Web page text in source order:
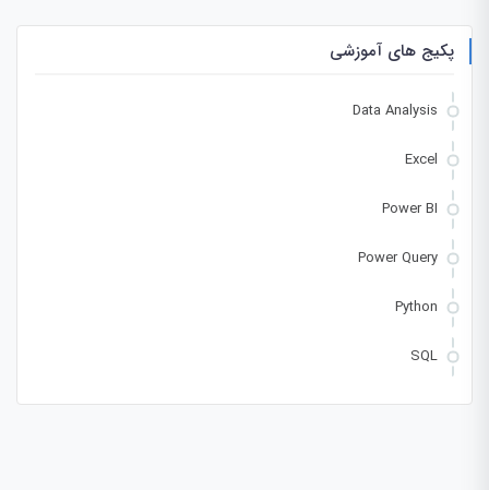
پکیج های آموزشی
Data Analysis
Excel
Power BI
Power Query
Python
SQL